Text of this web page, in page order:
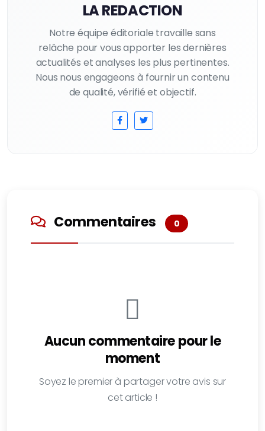
LA REDACTION
Notre équipe éditoriale travaille sans
relâche pour vous apporter les dernières
actualités et analyses les plus pertinentes.
Nous nous engageons à fournir un contenu
de qualité, vérifié et objectif.
Commentaires 0
Aucun commentaire pour le
moment
Soyez le premier à partager votre avis sur
cet article !